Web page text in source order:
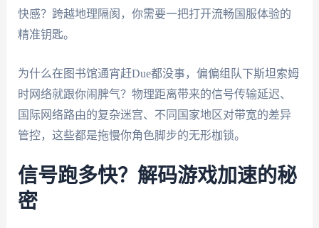
快感？跨越地理隔阂，你需要一把打开流畅国服体验的
精准钥匙。
为什么在图书馆通宵赶Due都没事，偏偏组队下斯坦索姆
时网络就跟你闹脾气？物理距离带来的信号传输延迟、
国际网络路由的复杂迷宫、不同国家地区对带宽的差异
管控，这些都是拖慢你角色脚步的无形枷锁。
信号跑多快？解码游戏加速的秘
密